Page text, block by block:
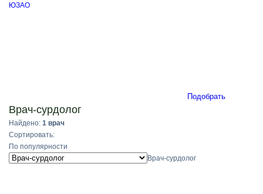
ЮЗАО
Подобрать
Врач-сурдолог
Найдено: 1 врач
Сортировать:
По популярности
Врач-сурдолог